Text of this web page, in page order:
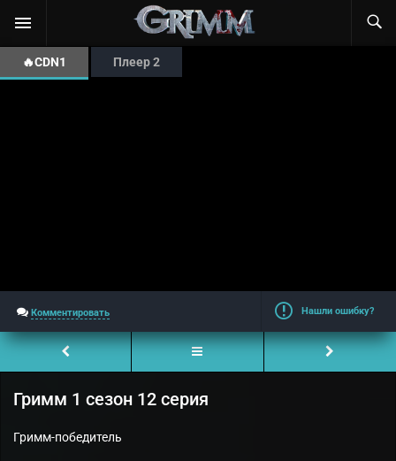
🔥CDN1 Плеер 2
Комментировать Нашли ошибку?
Гримм 1 сезон 12 серия
Гримм-победитель